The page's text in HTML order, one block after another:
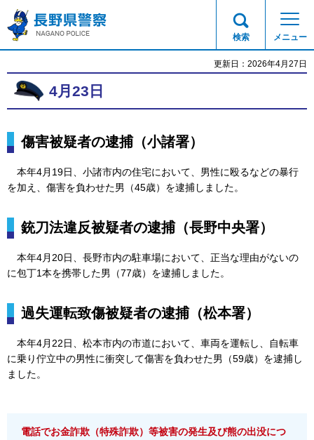
長野県警察
検索 メニュー
更新日：2026年4月27日
4月23日
傷害被疑者の逮捕（小諸署）
本年4月19日、小諸市内の住宅において、男性に殴るなどの暴行
を加え、傷害を負わせた男（45歳）を逮捕しました。
銃刀法違反被疑者の逮捕（長野中央署）
本年4月20日、長野市内の駐車場において、正当な理由がないの
に包丁1本を携帯した男（77歳）を逮捕しました。
過失運転致傷被疑者の逮捕（松本署）
本年4月22日、松本市内の市道において、車両を運転し、自転車
に乗り佇立中の男性に衝突して傷害を負わせた男（59歳）を逮捕し
ました。
電話でお金詐欺（特殊詐欺）等被害の発生及び熊の出没につ